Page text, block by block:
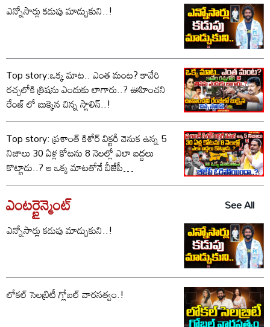
ఎన్నోసార్లు కడుపు మాడ్చుకుని..!
Top story:ఒక్క మాట.. ఎంత మంట? కావేరి
రచ్చలోకి త్రిషను ఎందుకు లాగారు..? ఊహించని
రేంజ్ లో బుక్కైన చిన్న స్టాలిన్..!
Top story: ప్రశాంత్ కిశోర్ విక్టరీ వెనుక ఉన్న 5
నిజాలు 30 ఏళ్ల కోటను 8 నెలల్లో ఎలా బద్దలు
కొట్టాడు..? ఆ ఒక్క మాటతోనే బీజేపీ
ఓడిపోయిందా..?
ఎంటర్టైన్మెంట్
See All
ఎన్నోసార్లు కడుపు మాడ్చుకుని..!
లోకల్ సెలబ్రిటీ గ్లోబల్ వారసత్వం.!